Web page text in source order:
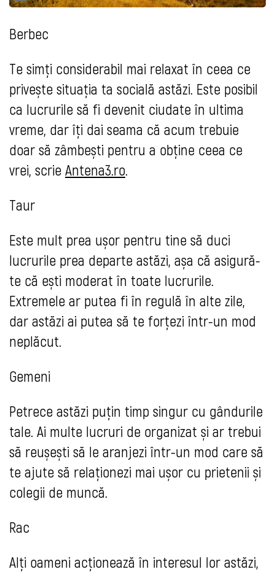
Berbec
Te simți considerabil mai relaxat în ceea ce
privește situația ta socială astăzi. Este posibil
ca lucrurile să fi devenit ciudate în ultima
vreme, dar îți dai seama că acum trebuie
doar să zâmbești pentru a obține ceea ce
vrei, scrie Antena3.ro.
Taur
Este mult prea ușor pentru tine să duci
lucrurile prea departe astăzi, așa că asigură-
te că ești moderat în toate lucrurile.
Extremele ar putea fi în regulă în alte zile,
dar astăzi ai putea să te forțezi într-un mod
neplăcut.
Gemeni
Petrece astăzi puțin timp singur cu gândurile
tale. Ai multe lucruri de organizat și ar trebui
să reușești să le aranjezi într-un mod care să
te ajute să relaționezi mai ușor cu prietenii și
colegii de muncă.
Rac
Alți oameni acționează în interesul lor astăzi,